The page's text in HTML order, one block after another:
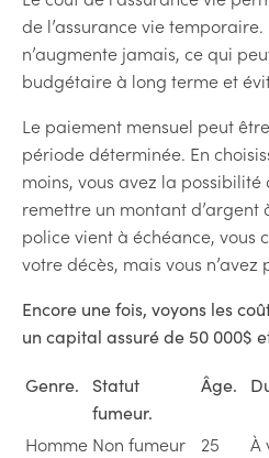
de l’assurance vie
n’augmente jamais, ce qui
budgétaire à long terme et
Le paiement mensuel peut
période déterminée. En
moins, vous avez la
remettre un montant d’argent
police vient à échéance, vous
votre décès, mais vous
Encore une fois, voyons les
un capital assuré de 50 000$
Genre.
Statut
fumeur.
Âge.
Homme Non fumeur 25 À